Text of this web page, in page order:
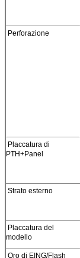
Perforazione
Placcatura di
PTH+Panel
Strato esterno
Placcatura del
modello
Oro di EING/Flash